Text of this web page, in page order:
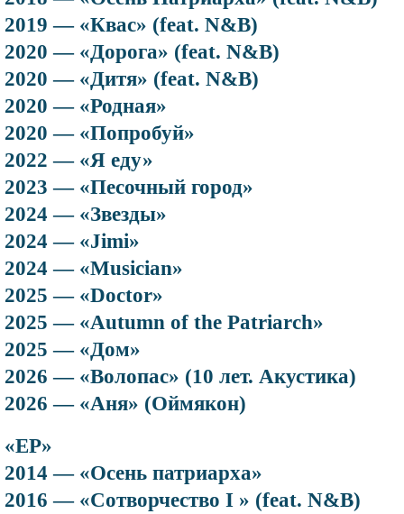
2019 — «Квас» (feat. N&B)
2020 — «Дорога» (feat. N&B)
2020 — «Дитя» (feat. N&B)
2020 — «Родная»
2020 — «Попробуй»
2022 — «Я еду»
2023 — «Песочный город»
2024 — «Звезды»
2024 — «Jimi»
2024 — «Musician»
2025 — «Doctor»
2025 — «Autumn of the Patriarch»
2025 — «Дом»
2026 — «Волопас» (10 лет. Акустика)
2026 — «Аня» (Оймякон)
«EP»
2014 — «Осень патриарха»
2016 — «Сотворчество I » (feat. N&B)